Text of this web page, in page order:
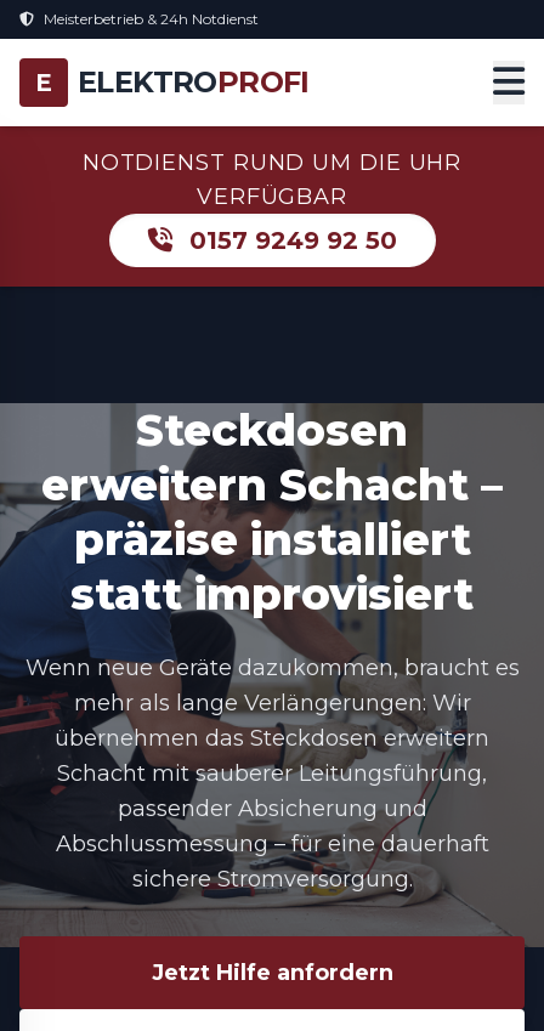
Meisterbetrieb & 24h Notdienst
E ELEKTROPROFI
NOTDIENST RUND UM DIE UHR
VERFÜGBAR
0157 9249 92 50
Steckdosen
erweitern Schacht –
präzise installiert
statt improvisiert
Wenn neue Geräte dazukommen, braucht es
mehr als lange Verlängerungen: Wir
übernehmen das Steckdosen erweitern
Schachtmit sauberer Leitungsführung,
passender Absicherung und
Abschlussmessung – für eine dauerhaft
sichere Stromversorgung.
Jetzt Hilfe anfordern